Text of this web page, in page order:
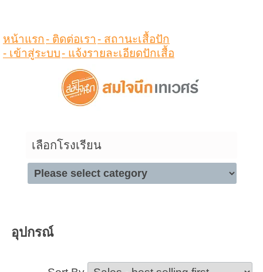
หน้าแรก- ติดต่อเรา- สถานะเสื้อปัก
- เข้าสู่ระบบ- แจ้งรายละเอียดปักเสื้อ
เลือกโรงเรียน
อุปกรณ์